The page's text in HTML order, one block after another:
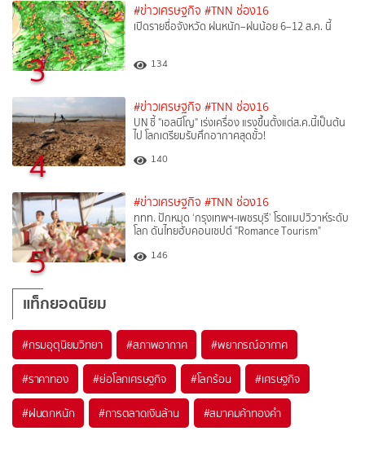
3
#ข่าวเศรษฐกิจ #TNN ช่อง16
เปิดรายชื่อจังหวัด ฝนหนัก–ฝนน้อย 6–12 ส.ค. นี้
134
4
#ข่าวเศรษฐกิจ #TNN ช่อง16
UN ชี้ "เอลนีโญ" เร่งเครื่อง แรงขึ้นตั้งแต่ส.ค.นี้เป็นต้น
ไป โลกเตรียมรับศึกอากาศสุดขั้ว!
140
5
#ข่าวเศรษฐกิจ #TNN ช่อง16
ททท. ปักหมุด ‘กรุงเทพฯ-เพชรบุรี’ โรดแมปวิวาห์ระดับ
โลก ดันไทยฮับคอนเซปต์ "Romance Tourism"
146
แท็กยอดนิยม
#กรมอุตุนิยมวิทยา #สภาพอากาศ #พยากรณ์อากาศ
#ราคาทอง #ย่อโลกเศรษฐกิจ #โลกร้อน #เศรษฐกิจ
#ฝนตกหนัก #การตลาดเงินล้าน #สมาคมค้าทองคำ